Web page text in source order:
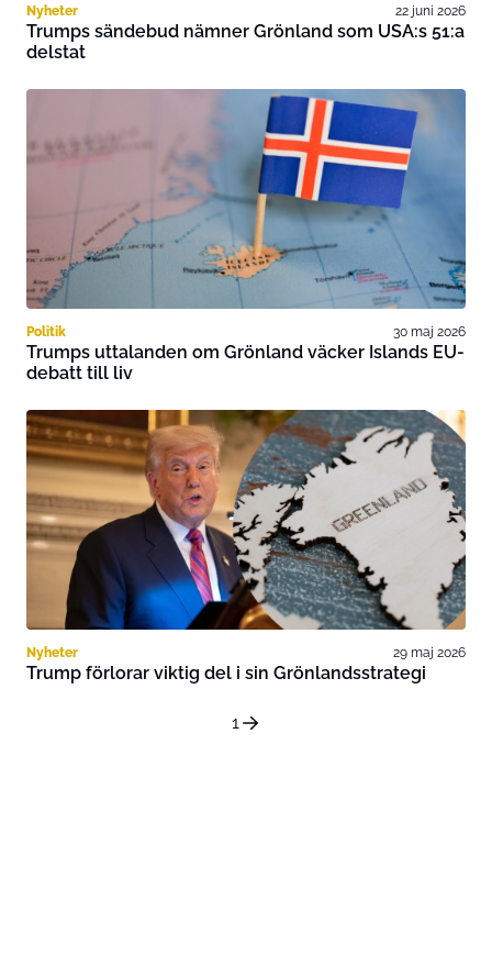
Nyheter 22 juni 2026
Trumps sändebud nämner Grönland som USA:s 51:a
delstat
Politik 30 maj 2026
Trumps uttalanden om Grönland väcker Islands EU-
debatt till liv
Nyheter 29 maj 2026
Trump förlorar viktig del i sin Grönlandsstrategi
1